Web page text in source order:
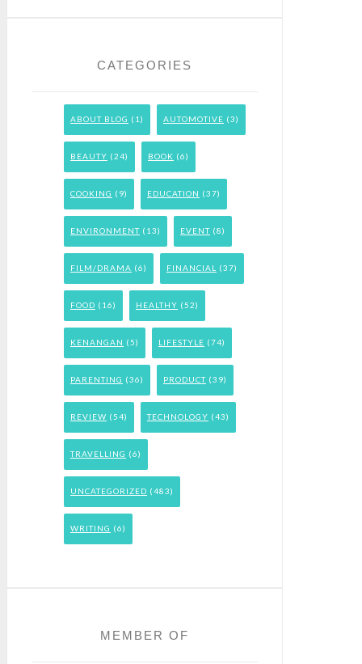
CATEGORIES
ABOUT BLOG (1) AUTOMOTIVE (3)
BEAUTY (24) BOOK (6)
COOKING (9) EDUCATION (37)
ENVIRONMENT (13) EVENT (8)
FILM/DRAMA (6) FINANCIAL (37)
FOOD (16) HEALTHY (52)
KENANGAN (5) LIFESTYLE (74)
PARENTING (36) PRODUCT (39)
REVIEW (54) TECHNOLOGY (43)
TRAVELLING (6)
UNCATEGORIZED (483)
WRITING (6)
MEMBER OF